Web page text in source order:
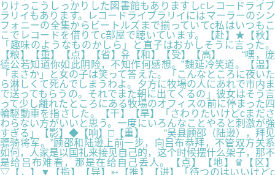
りけっこうしっかりした図書館もありますしcレコードライブ
ラリイもあります。レコードライブラリイにはマーラーのシン
フォニーの全集からビートルズまで揃っていてc私はいつもこ
こでレコードを借りてc部屋で聴いています。【赴】★【秋】
「趣味のようなものかしら」と直子はおかしそうに言った。
【粮】【重】【点】【省】유【和】【受】【高】 “嘿，庞
德公若知道你如此阴险，不知作何感想。”魏延冷笑道。【温】
「まさか」と女の子は笑って答えた。「こんなところに夜いた
ら淋しくて死んでしまうわよ。夕方に牧場の人にあれで市内ま
で送ってもらうの。それでまた朝に出てくるの」彼女はそう言
って少し離れたところにある牧場のオフィスの前に停まった四
輪駆動車を指さした。【干】【旱】「さわりたいけどcまださ
わらない方がいいと思う。一度にいろんなことやると刺激が強
すぎる」【影】◆【响】□【重】 “吴县顾邵（陆逊），拜见
骠骑将军。”顾邵和陆逊上前一步，向吕布恭拜，不管双方关系
如何，人家是以国礼来接见自己的，这个时候摆什么架子，那不
是给吕布难看，那是在给自己丢人。【点】【地】♛【区】
▽【，】▼【指】【导】➳【推】【进】「待つのはいいけどc